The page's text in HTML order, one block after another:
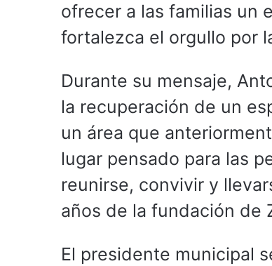
ofrecer a las familias un
fortalezca el orgullo por
Durante su mensaje,
la recuperación de un
un área que
lugar pensado para las
reunirse, convivir y
años de la fundación de
El presidente municipal